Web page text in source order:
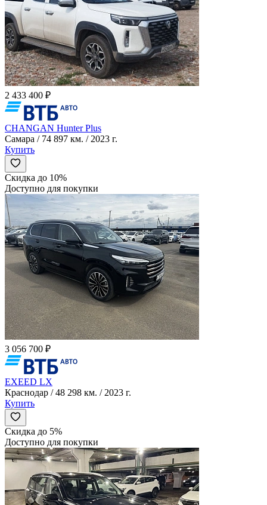
2 433 400 ₽
CHANGAN Hunter Plus
Самара / 74 897 км. / 2023 г.
Купить
Скидка до 10%
Доступно для покупки
3 056 700 ₽
EXEED LX
Краснодар / 48 298 км. / 2023 г.
Купить
Скидка до 5%
Доступно для покупки